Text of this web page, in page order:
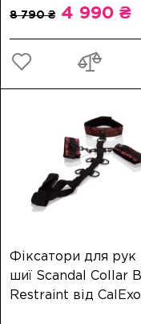
4 990 ₴
Фіксатори для рук
шиї Scandal Collar
Restraint від